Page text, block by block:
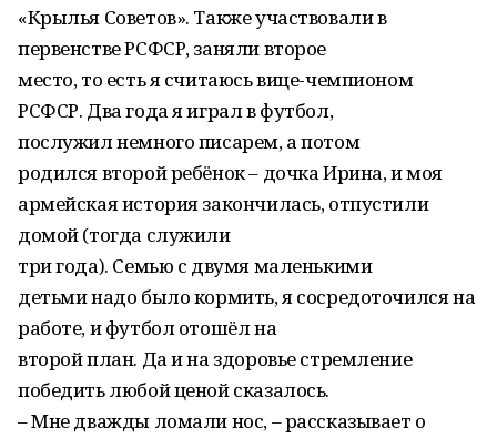
«Крылья Советов». Также участвовали в
первенстве РСФСР, заняли второе
место, то есть я считаюсь вице-чемпионом
РСФСР. Два года я играл в футбол,
послужил немного писарем, а потом
родился второй ребёнок – дочка Ирина, и моя
армейская история закончилась, отпустили
домой (тогда служили
три года). Семью с двумя маленькими
детьми надо было кормить, я сосредоточился на
работе, и футбол отошёл на
второй план. Да и на здоровье стремление
победить любой ценой сказалось.
– Мне дважды ломали нос, – рассказывает о